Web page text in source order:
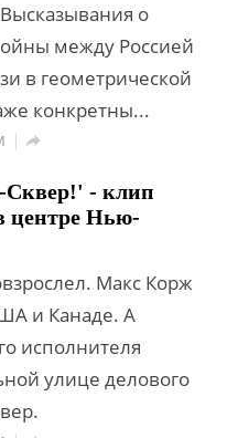
о
между Россией
в геометрической
конкретны...

Сквер!' - клип
центре Нью-
Макс Корж
и Канаде. А
исполнителя
улице делового